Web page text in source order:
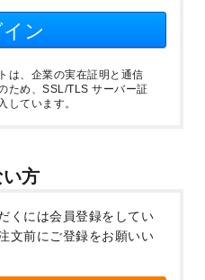
ン
は、企業の実在証明と通信
ため、SSL/TLS サーバー証
しています。
方
くには会員登録をしてい
文前にご登録をお願いい